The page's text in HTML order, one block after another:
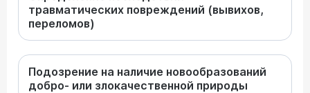
травматических повреждений (вывихов,
переломов)
Подозрение на наличие новообразований
добро- или злокачественной природы